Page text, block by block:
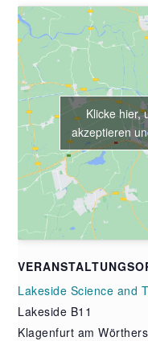
Lakeside Science and
Lakeside B11
Klagenfurt am
Klicke hier,
akzeptieren